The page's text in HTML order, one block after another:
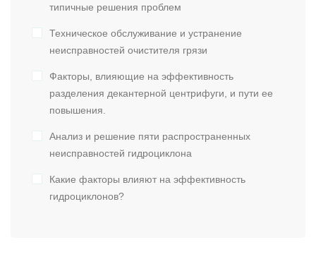
типичные решения проблем
Техническое обслуживание и устранение
неисправностей очистителя грязи
Факторы, влияющие на эффективность
разделения декантерной центрифуги, и пути ее
повышения.
Анализ и решение пяти распространенных
неисправностей гидроциклона
Какие факторы влияют на эффективность
гидроциклонов?